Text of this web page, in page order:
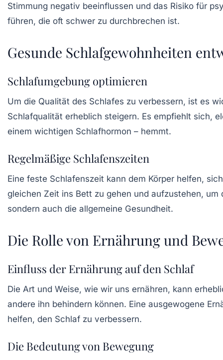
Stimmung negativ beeinflussen und das Risiko für
führen, die oft schwer zu durchbrechen ist.
Gesunde Schlafgewohnheiten
Schlafumgebung optimieren
Um die Qualität des Schlafes zu verbessern, ist es
Schlafqualität erheblich steigern. Es empfiehlt sich,
einem wichtigen Schlafhormon – hemmt.
Regelmäßige Schlafenszeiten
Eine feste Schlafenszeit kann dem Körper helfen,
gleichen Zeit ins Bett zu gehen und aufzustehen,
sondern auch die allgemeine Gesundheit.
Die Rolle von Ernährung und
Einfluss der Ernährung auf den Schlaf
Die Art und Weise, wie wir uns ernähren, kann
andere ihn behindern können. Eine ausgewogene
helfen, den Schlaf zu verbessern.
Die Bedeutung von Bewegung